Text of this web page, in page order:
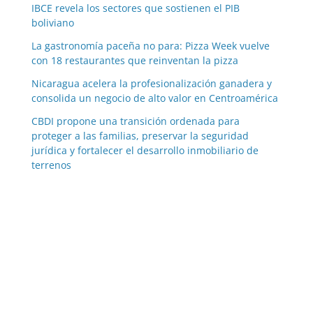
IBCE revela los sectores que sostienen el PIB
boliviano
La gastronomía paceña no para: Pizza Week vuelve
con 18 restaurantes que reinventan la pizza
Nicaragua acelera la profesionalización ganadera y
consolida un negocio de alto valor en Centroamérica
CBDI propone una transición ordenada para
proteger a las familias, preservar la seguridad
jurídica y fortalecer el desarrollo inmobiliario de
terrenos